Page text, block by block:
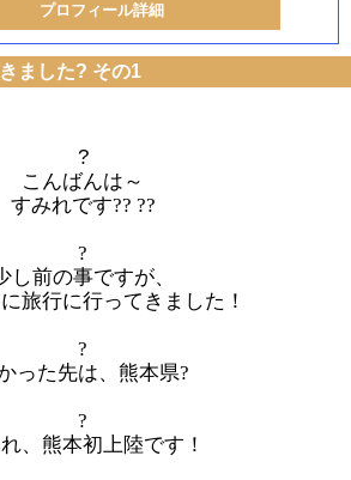
プロフィール詳細
ました? その1
?
こんばんは～
すみれです?? ??
?
し前の事ですが、
旅行に行ってきました！
?
った先は、熊本県?
?
、熊本初上陸です！